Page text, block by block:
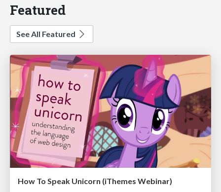
Featured
See All Featured
How To Speak Unicorn (iThemes Webinar)